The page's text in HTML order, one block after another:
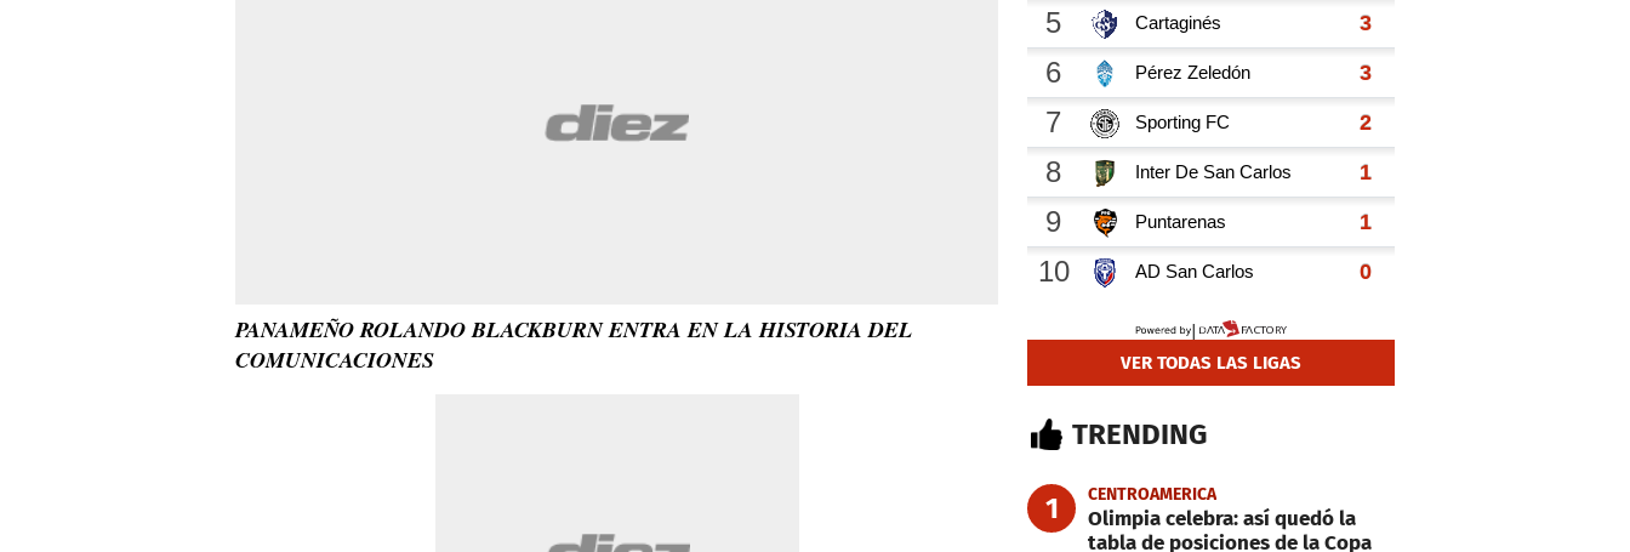
PANAMEÑO ROLANDO BLACKBURN ENTRA EN LA HISTORIA DEL
COMUNICACIONES
VER TODAS LAS LIGAS
TRENDING
1 CENTROAMERICA
Olimpia celebra: así quedó la
tabla de posiciones de la Copa